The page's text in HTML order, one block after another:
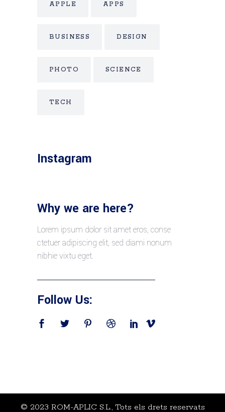
APPLE APPS
BUSINESS DESIGN
PHOTO SCIENCE
TECH
Instagram
Why we are here?
Lorem ipsum dolor sit amet eros, conse
ctetuer adipiscing elit, sed diami nonum
nibhie vixtu eget.
Follow Us:
© 2023 ROM-APLIC S.L., Tots els drets reservats